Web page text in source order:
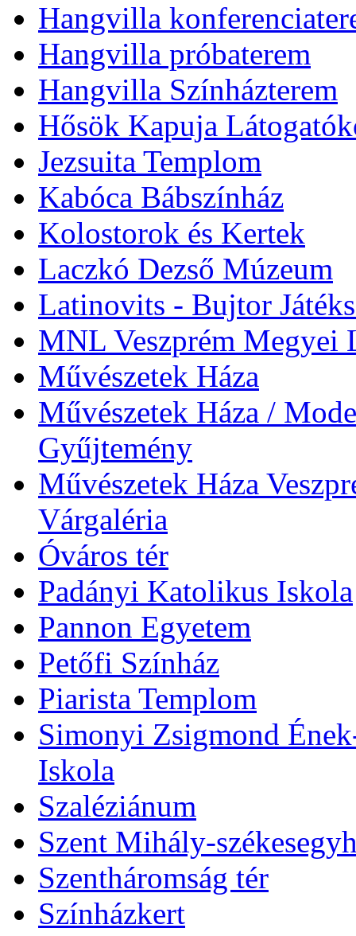
Hangvilla
Hangvilla próbaterem
Hangvilla Színházterem
Hősök Kapuja
Jezsuita Templom
Kabóca Bábszínház
Kolostorok és Kertek
Laczkó Dezső Múzeum
Latinovits - Bujtor
MNL Veszprém Megyei
Művészetek Háza
Művészetek Háza /
Gyűjtemény
Művészetek Háza
Várgaléria
Óváros tér
Padányi Katolikus Iskola
Pannon Egyetem
Petőfi Színház
Piarista Templom
Simonyi Zsigmond
Iskola
Szaléziánum
Szent Mihály-
Szentháromság tér
Színházkert